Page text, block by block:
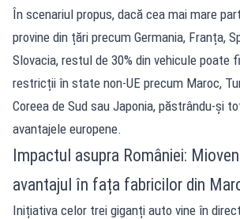
În scenariul propus, dacă cea mai mare
provine din țări precum Germania, Franța,
Slovacia, restul de 30% din vehicule poate
restricții în state non-UE precum Maroc,
Coreea de Sud sau Japonia, păstrându-și
avantajele europene.
Impactul asupra României:
avantajul în fața fabricilor din
Inițiativa celor trei giganți auto vine în